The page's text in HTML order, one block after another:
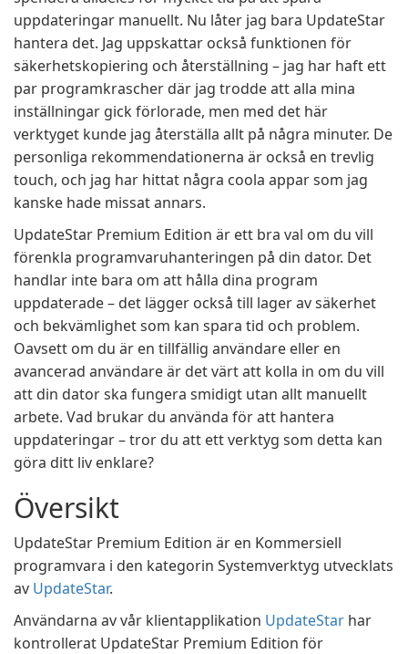
uppdateringar manuellt. Nu låter jag bara UpdateStar
hantera det. Jag uppskattar också funktionen för
säkerhetskopiering och återställning – jag har haft ett
par programkrascher där jag trodde att alla mina
inställningar gick förlorade, men med det här
verktyget kunde jag återställa allt på några minuter. De
personliga rekommendationerna är också en trevlig
touch, och jag har hittat några coola appar som jag
kanske hade missat annars.
UpdateStar Premium Edition är ett bra val om du vill
förenkla programvaruhanteringen på din dator. Det
handlar inte bara om att hålla dina program
uppdaterade – det lägger också till lager av säkerhet
och bekvämlighet som kan spara tid och problem.
Oavsett om du är en tillfällig användare eller en
avancerad användare är det värt att kolla in om du vill
att din dator ska fungera smidigt utan allt manuellt
arbete. Vad brukar du använda för att hantera
uppdateringar – tror du att ett verktyg som detta kan
göra ditt liv enklare?
Översikt
UpdateStar Premium Edition är en Kommersiell
programvara i den kategorin Systemverktyg utvecklats
av UpdateStar.
Användarna av vår klientapplikation UpdateStar har
kontrollerat UpdateStar Premium Edition för